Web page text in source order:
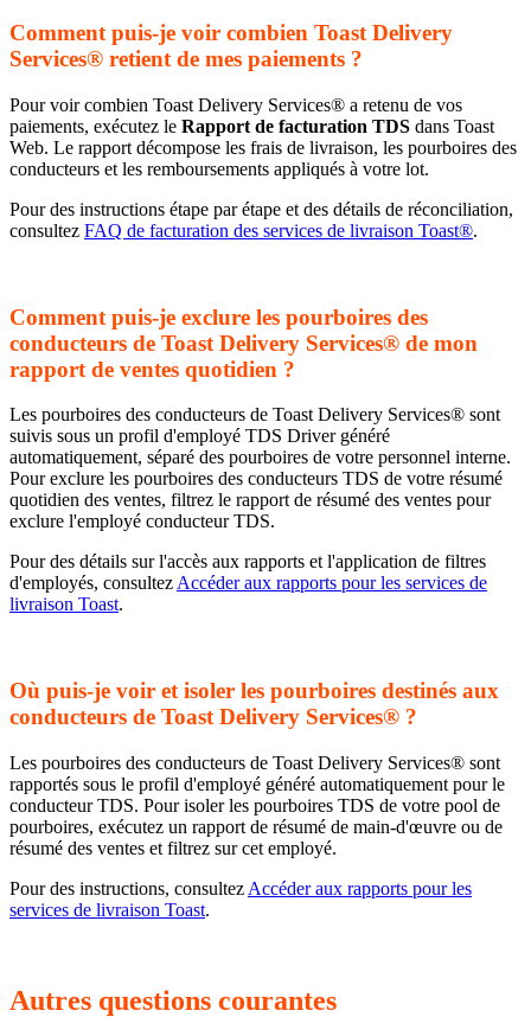
Comment puis-je voir combien Toast Delivery
Services® retient de mes paiements ?
Pour voir combien Toast Delivery Services® a retenu de vos
paiements, exécutez le Rapport de facturation TDS dans Toast
Web. Le rapport décompose les frais de livraison, les pourboires des
conducteurs et les remboursements appliqués à votre lot.
Pour des instructions étape par étape et des détails de réconciliation,
consultez FAQ de facturation des services de livraison Toast®.
Comment puis-je exclure les pourboires des
conducteurs de Toast Delivery Services® de mon
rapport de ventes quotidien ?
Les pourboires des conducteurs de Toast Delivery Services® sont
suivis sous un profil d'employé TDS Driver généré
automatiquement, séparé des pourboires de votre personnel interne.
Pour exclure les pourboires des conducteurs TDS de votre résumé
quotidien des ventes, filtrez le rapport de résumé des ventes pour
exclure l'employé conducteur TDS.
Pour des détails sur l'accès aux rapports et l'application de filtres
d'employés, consultezAccéder aux rapports pour les services de
livraison Toast.
Où puis-je voir et isoler les pourboires destinés aux
conducteurs de Toast Delivery Services® ?
Les pourboires des conducteurs de Toast Delivery Services® sont
rapportés sous le profil d'employé généré automatiquement pour le
conducteur TDS. Pour isoler les pourboires TDS de votre pool de
pourboires, exécutez un rapport de résumé de main-d'œuvre ou de
résumé des ventes et filtrez sur cet employé.
Pour des instructions, consultez Accéder aux rapports pour les
services de livraison Toast.
Autres questions courantes